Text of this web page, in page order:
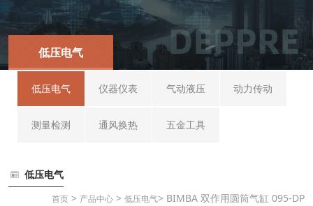
低压电气
低压电气 仪器仪表 气动液压 动力传动
测量检测 通风换热 五金工具
低压电气
首页 > 产品中心 > 低压电气> BIMBA 双作用圆筒气缸 095-DP